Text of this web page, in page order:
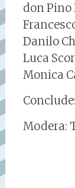
don Pino
Danilo
Luca
Monica
Modera: